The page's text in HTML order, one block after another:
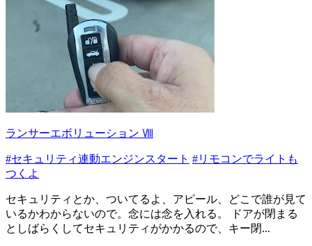
ランサーエボリューション Ⅷ
#セキュリティ連動エンジンスタート #リモコンでライトも
つくよ
セキュリティとか、ついてるよ、アピール、どこで誰が見て
いるかわからないので。念には念を入れる。 ドアが閉まる
としばらくしてセキュリティがかかるので、キー閉...